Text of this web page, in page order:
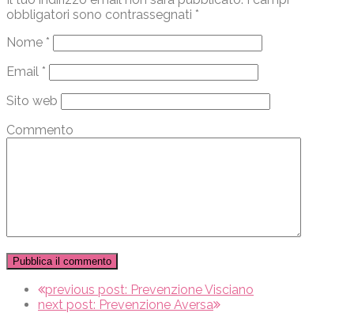
obbligatori sono contrassegnati *
Nome *
Email *
Sito web
Commento
previous post: Prevenzione Visciano
next post: Prevenzione Aversa